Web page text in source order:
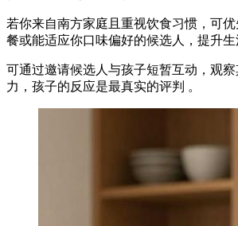
若你来自南方家庭且重视饮食习惯，可
餐或能适应你口味偏好的候选人，提升生
可通过邀请候选人与孩子短暂互动，观
力，孩子的反应是最真实的评判 。